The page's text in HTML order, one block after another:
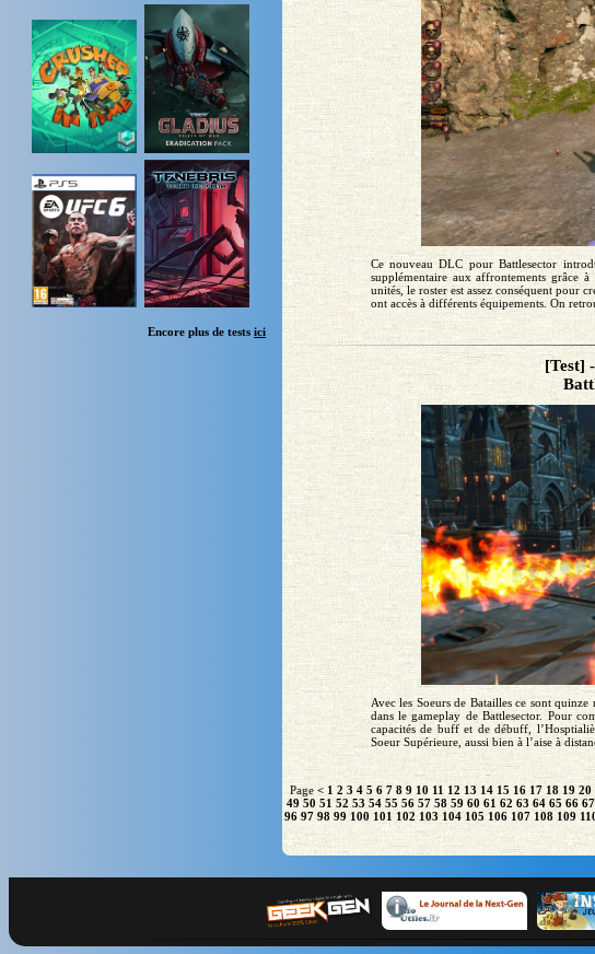
Encore plus de tests ici
Ce nouveau DLC pour Battlesector
supplémentaire aux affrontements grâce
unités, le roster est assez conséquent pour
ont accès à différents équipements. On
[Test]
Avec les Soeurs de Batailles ce sont
dans le gameplay de Battlesector. Pour
capacités de buff et de débuff,
Soeur Supérieure, aussi bien à l’aise à
Page < 1 2 3 4 5 6 7 8 9 10 11 12 13 14 15 16 17 18 19 20
49 50 51 52 53 54 55 56 57 58 59 60 61 62 63 64 65 66 67
96 97 98 99 100 101 102 103 104 105 106 107 108 109